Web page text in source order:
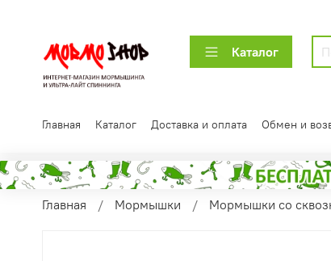
Каталог
Главная Каталог Доставка и оплата Обмен и
Главная Мормышки Мормышки со